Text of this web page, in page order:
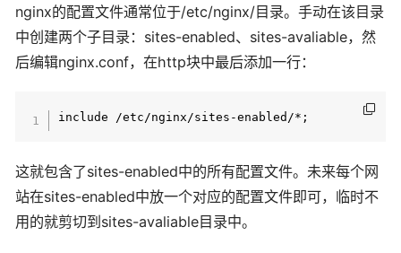
nginx的配置文件通常位于/etc/nginx/目录。手动在该目录
中创建两个子目录：sites-enabled、sites-avaliable，然
后编辑nginx.conf，在http块中最后添加一行：
这就包含了sites-enabled中的所有配置文件。未来每个网
站在sites-enabled中放一个对应的配置文件即可，临时不
用的就剪切到sites-avaliable目录中。